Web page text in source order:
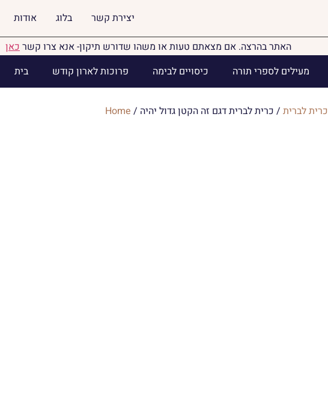
אודות בלוג יצירת קשר
האתר בהרצה. אם מצאתם טעות או משהו שדורש תיקון- אנא צרו קשרכאן
בית
פרוכות לארון קודש כיסויים לבימה מעילים לספרי תורה
Home / כרית לברית / כרית לברית דגם זה הקטן גדול יהיה